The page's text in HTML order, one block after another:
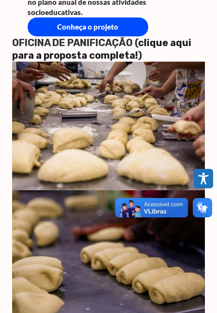
no plano anual de nossas atividades
socioeducativas.
Conheça o projeto
OFICINA DE PANIFICAÇÃO (clique aqui
para a proposta completa!)